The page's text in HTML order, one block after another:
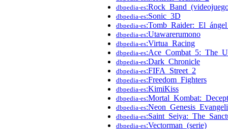
dbpedia-es
dbpedia-es:Sonic_3D
dbpedia-es
dbpedia-es:Utawarerumono
dbpedia-es:Virtua_Racing
dbpedia-es
dbpedia-es:Dark_Chronicle
dbpedia-es:FIFA_Street_2
dbpedia-es:Freedom_Fighters
dbpedia-es:KimiKiss
dbpedia-es
dbpedia-es
dbpedia-es
dbpedia-es:Vectorman_(serie)